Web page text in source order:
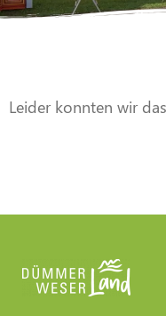
DWL/CC-BY-
DWL/CC-BY-
DWL/CC-BY-
Leider konnten wir